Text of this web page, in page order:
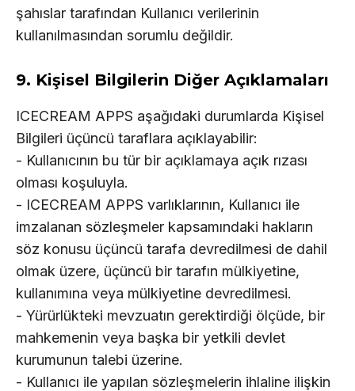
şahıslar tarafından Kullanıcı verilerinin
kullanılmasından sorumlu değildir.
9. Kişisel Bilgilerin Diğer Açıklamaları
ICECREAM APPS aşağıdaki durumlarda Kişisel
Bilgileri üçüncü taraflara açıklayabilir:
- Kullanıcının bu tür bir açıklamaya açık rızası
olması koşuluyla.
- ICECREAM APPS varlıklarının, Kullanıcı ile
imzalanan sözleşmeler kapsamındaki hakların
söz konusu üçüncü tarafa devredilmesi de dahil
olmak üzere, üçüncü bir tarafın mülkiyetine,
kullanımına veya mülkiyetine devredilmesi.
- Yürürlükteki mevzuatın gerektirdiği ölçüde, bir
mahkemenin veya başka bir yetkili devlet
kurumunun talebi üzerine.
- Kullanıcı ile yapılan sözleşmelerin ihlaline ilişkin